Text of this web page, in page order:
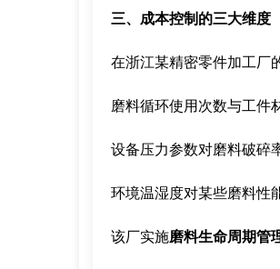
三、成本控制的三大维度
在浙江某精密零件加工厂
磨料循环使用次数与工件
设备压力参数对磨料破碎
环境温湿度对某些磨料性
该厂实施磨料生命周期管